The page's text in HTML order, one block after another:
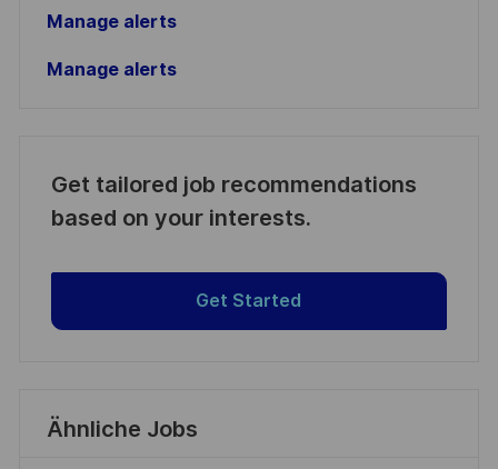
Manage alerts
Manage alerts
Get tailored job recommendations
based on your interests.
Get Started
Ähnliche Jobs